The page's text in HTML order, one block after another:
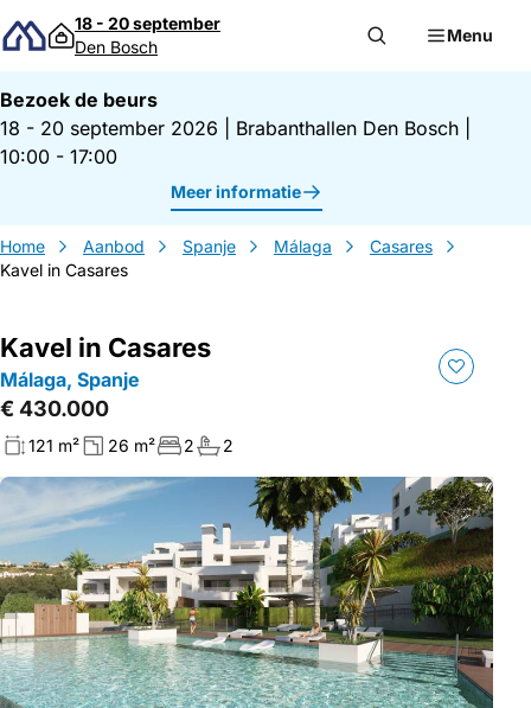
Direct naar inhoud
18 - 20 september
Den Bosch
Menu
Bezoek de beurs
18 - 20 september 2026
Brabanthallen Den Bosch
10:00 - 17:00
Meer informatie
Home Aanbod Spanje Málaga
Casares
Kavel in Casares
Kavel in Casares
Málaga, Spanje
€ 430.000
121 m² 26 m² 2 2